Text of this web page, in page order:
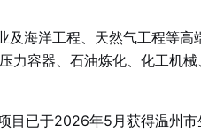
海洋工程、天然气工程等高
力容器、石油炼化、化工机
已于2026年5月获得温州市